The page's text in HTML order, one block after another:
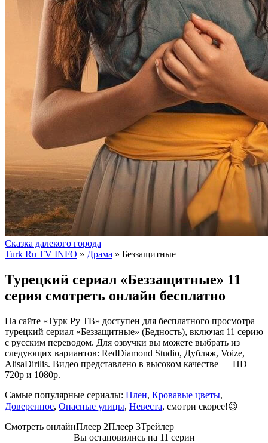
Сказка далекого города
Turk Ru TV INFO » Драма » Беззащитные
Турецкий сериал «Беззащитные» 11
серия смотреть онлайн бесплатно
На сайте «Турк Ру ТВ» доступен для бесплатного просмотра
турецкий сериал «Беззащитные» (Бедность), включая 11 серию
с русским переводом. Для озвучки вы можете выбрать из
следующих вариантов: RedDiamond Studio, Дубляж, Voize,
AlisaDirilis. Видео представлено в высоком качестве — HD
720p и 1080p.
Самые популярные сериалы: Плен, Кровавые цветы,
Доверенное, Опасные улицы, Невеста, смотри скорее!😉
Смотреть онлайнПлеер 2Плеер 3Трейлер
Вы остановились на 11 серии